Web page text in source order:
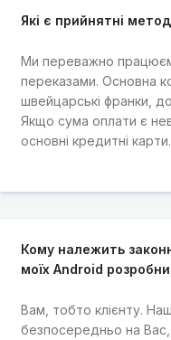
Які є прийнятні
Ми переважно
переказами. Основна
швейцарські франки,
Якщо сума оплати є
основні кредитні карти.
Кому належить
моїх Android
Вам, тобто клієнту.
безпосередньо на Вас,